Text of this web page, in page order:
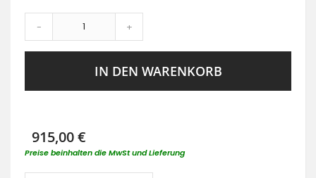
- +
IN DEN WARENKORB
915,00 €
Preise beinhalten die MwSt und Lieferung